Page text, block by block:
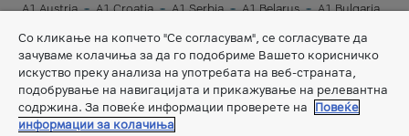
A1 Austria A1 Croatia A1 Serbia A1 Belarus
A1 Bulgaria
A1 Slovenia
A1 Digital
Со кликање на копчето "Се согласувам", се согласувате да
зачуваме колачиња за да го подобриме Вашето корисничко
искуство преку анализа на употребата на веб-страната,
подобрување на навигацијата и прикажување на релевантна
содржина. За повеќе информации проверете на
Повеќе
информации за колачиња